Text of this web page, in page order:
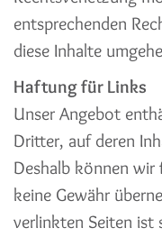
entsprechenden
diese Inhalte
Haftung für Links
Unser Angebot
Dritter, auf deren
Deshalb können wir
keine Gewähr
verlinkten Seiten ist